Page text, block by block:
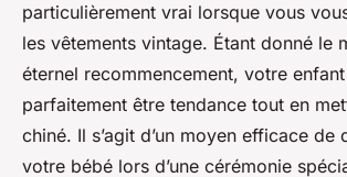
particulièrement vrai lorsque vous
les vêtements vintage. Étant donné le
éternel recommencement, votre
parfaitement être tendance tout en
chiné. Il s’agit d’un moyen efficace de
votre bébé lors d’une cérémonie